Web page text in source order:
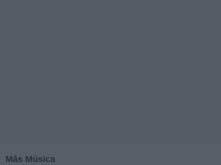
Más Música